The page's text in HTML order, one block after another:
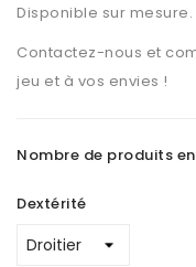
Disponible sur mesure.
Contactez-nous et
jeu et à vos envies !
Nombre de produits
Dextérité